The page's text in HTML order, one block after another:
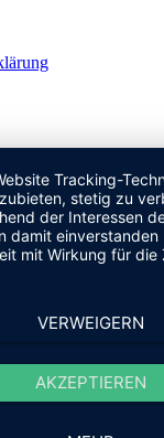
Tracking-
stetig zu
der Interessen
damit einverstanden
mit Wirkung für
VERWEIGERN
AKZEPTIEREN